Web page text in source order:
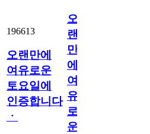
196613
오랜만에
여유로운
토요일에
인증합니다
ㆍ
오
랜
만
에
여
유
로
운